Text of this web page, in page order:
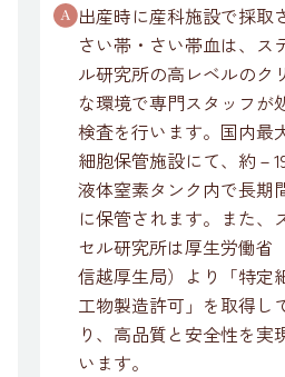
出産時に産科施設で採取
さい帯・さい帯血は、ス
ル研究所の高レベルのク
な環境で専門スタッフが
検査を行います。国内最
細胞保管施設にて、約－
液体窒素タンク内で長期
に保管されます。また、
セル研究所は厚生労働省
信越厚生局）より「特定
工物製造許可」を取得し
り、高品質と安全性を実
います。